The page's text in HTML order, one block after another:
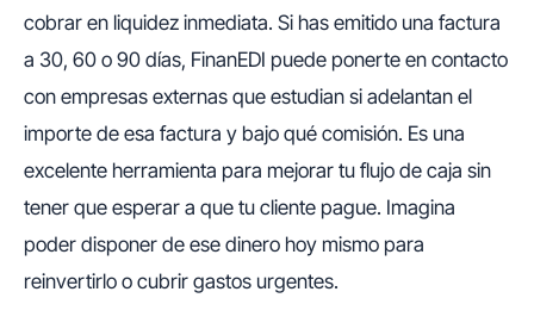
cobrar en liquidez inmediata. Si has emitido una factura
a 30, 60 o 90 días, FinanEDI puede ponerte en contacto
con empresas externas que estudian si adelantan el
importe de esa factura y bajo qué comisión. Es una
excelente herramienta para mejorar tu flujo de caja sin
tener que esperar a que tu cliente pague. Imagina
poder disponer de ese dinero hoy mismo para
reinvertirlo o cubrir gastos urgentes.